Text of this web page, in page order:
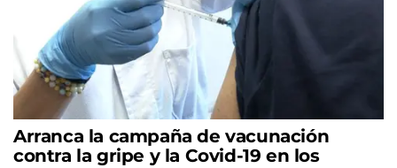
Arranca la campaña de vacunación
contra la gripe y la Covid-19 en los